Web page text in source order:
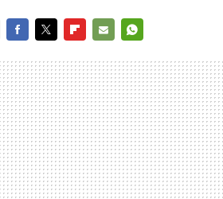
MAIL